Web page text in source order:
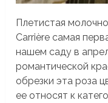
Плетистая
Carrière самая
нашем саду в
романтической
обрезки эта роза
ее относят к